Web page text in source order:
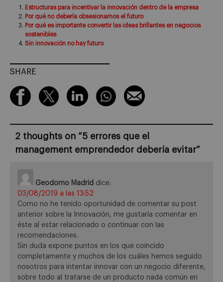
Estructuras para incentivar la innovación dentro de la empresa
Por qué no debería obsesionarnos el futuro
Por qué es importante convertir las ideas brillantes en negocios
sostenibles
Sin innovación no hay futuro
SHARE
2 thoughts on “5 errores que el
management emprendedor debería evitar”
Geodomo Madrid dice:
03/08/2019 a las 13:52
Como no he tenido oportunidad de comentar su post
anterior sobre la Innovación, me gustaría comentar en
éste al estar relacionado o continuar con las
recomendaciones.
Sin duda expone puntos en los que coincido
completamente y muchos de los cuáles hemos seguido
nosotros para intentar innovar con un negocio diferente,
sobre todo al tratarse de un producto nada común en